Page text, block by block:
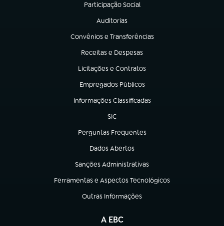
Participação Social
(abre em nova aba)
Auditorias
(abre em nova aba)
Convênios e Transferências
(abre em nova aba)
Receitas e Despesas
(abre em nova aba)
Licitações e Contratos
(abre em nova aba)
Empregados Públicos
(abre em nova aba)
Informações Classificadas
(abre em nova aba)
SIC
(abre em nova aba)
Perguntas Frequentes
(abre em nova aba)
Dados Abertos
(abre em nova aba)
Sanções Administrativas
(abre em nova aba)
Ferramentas e Aspectos Tecnológicos
(abre em nova aba)
Outras Informações
(abre em nova aba)
A EBC